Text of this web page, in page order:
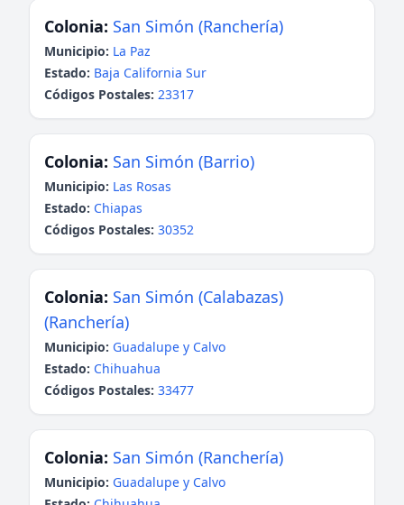
Colonia: San Simón (Ranchería)
Municipio: La Paz
Estado: Baja California Sur
Códigos Postales: 23317
Colonia: San Simón (Barrio)
Municipio: Las Rosas
Estado: Chiapas
Códigos Postales: 30352
Colonia: San Simón (Calabazas)
(Ranchería)
Municipio: Guadalupe y Calvo
Estado: Chihuahua
Códigos Postales: 33477
Colonia: San Simón (Ranchería)
Municipio: Guadalupe y Calvo